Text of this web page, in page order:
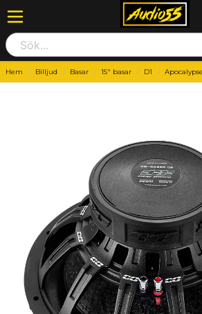
Hem Billjud Basar 15" basar D1